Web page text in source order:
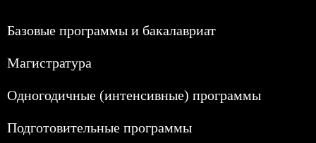
Базовые программы и бакалавриат
Магистратура
Одногодичные (интенсивные) программы
Подготовительные программы